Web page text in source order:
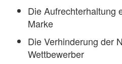
Die Aufrechterhaltung
Marke
Die Verhinderung der
Wettbewerber